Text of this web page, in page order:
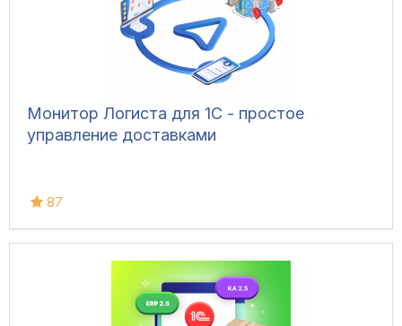
Монитор Логиста для 1С - простое
управление доставками
87